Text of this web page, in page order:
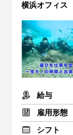
横浜オフィス
給与
雇用形態
シフト